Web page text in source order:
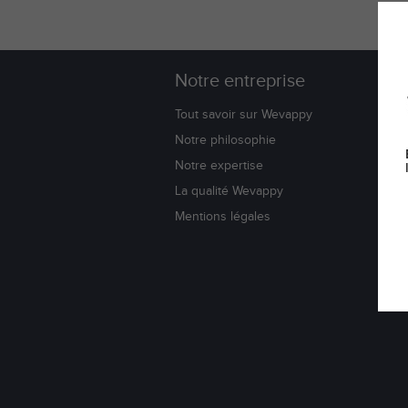
Notre entreprise
Tout savoir sur Wevappy
Notre philosophie
Notre expertise
La qualité Wevappy
Mentions légales